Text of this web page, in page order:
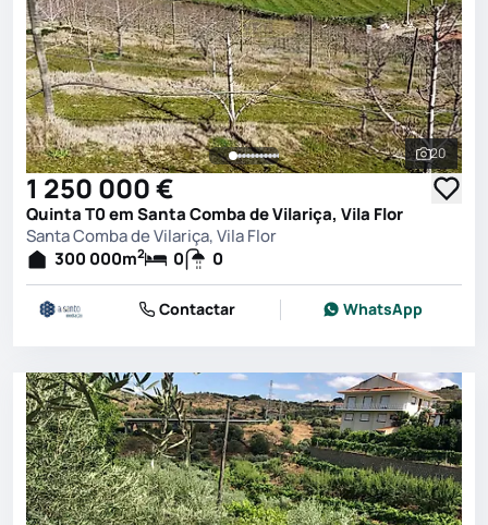
Ver
20
1 250 000 €
Quinta T0 em Santa Comba de Vilariça, Vila Flor
Santa Comba de Vilariça, Vila Flor
300 000m2 0 0
Contactar WhatsApp